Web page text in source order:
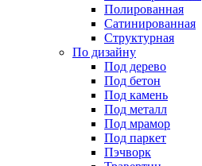
Полированная
Сатинированная
Структурная
По дизайну
Под дерево
Под бетон
Под камень
Под металл
Под мрамор
Под паркет
Пэчворк